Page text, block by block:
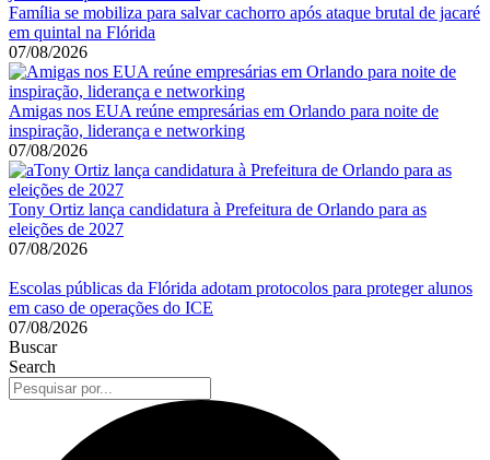
Família se mobiliza para salvar cachorro após ataque brutal de jacaré
em quintal na Flórida
07/08/2026
Amigas nos EUA reúne empresárias em Orlando para noite de
inspiração, liderança e networking
07/08/2026
Tony Ortiz lança candidatura à Prefeitura de Orlando para as
eleições de 2027
07/08/2026
Escolas públicas da Flórida adotam protocolos para proteger alunos
em caso de operações do ICE
07/08/2026
Buscar
Search